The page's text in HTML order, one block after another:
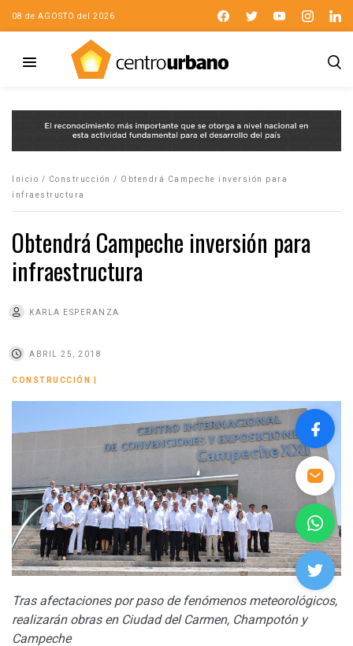
08 de AGOSTO del 2026
Inicio / Construcción / Obtendrá Campeche inversión para
infraestructura
Obtendrá Campeche inversión para
infraestructura
KARLA ESPERANZA
ABRIL 25, 2018
CONSTRUCCIÓN
Tras afectaciones por paso de fenómenos meteorológicos,
realizarán obras en Ciudad del Carmen, Champotón y
Campeche